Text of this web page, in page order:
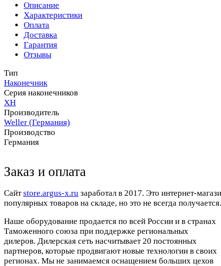
Описание
Характеристики
Оплата
Доставка
Гарантия
Отзывы
Тип
Наконечник
Серия наконечников
XH
Производитель
Weller (Германия)
Производство
Германия
Заказ и оплата
Cайтstore.argus-x.ru заработал в 2017. Это интернет-
популярных товаров на складе, но это не всегда
Наше оборудование продается по всей России и в странах
Таможенного союза при поддержке региональных
дилеров. Дилерская сеть насчитывает 20 постоянных
партнеров, которые продвигают новые технологии в своих
регионах. Мы не занимаемся оснащением больших цехов